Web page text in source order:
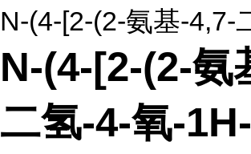
N-(4-[2-(2-氨基-4,7-
N-(4-[2-(2-氨
二氢-4-氧-